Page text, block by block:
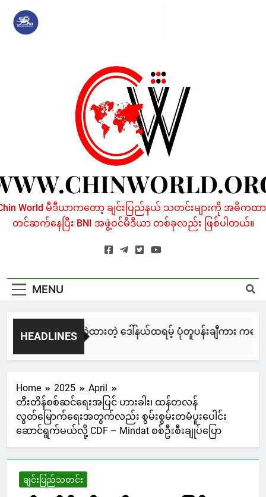
content
World မီဒီယာကတော့ ချင်းပြည်နယ် သတင်းများကို အဓိကထာ
တင်ဆက်နေပြီး BNI အဖွဲ့ဝင်မီဒီယာ တစ်ခုလည်း ဖြစ်ပါတယ်။
MENU
HEADLINES
မြင်းချေးနဲ့ ရေးဆွဲထားတဲ့ ဒေါ်နယ်ထရမ့် ပုံတူပန်းချီကား ကနေဒါ
12 Hours Ago
Home 2025
April
တီးတိန်စစ်ဆင်ရေးအပြင် ဟားခါး၊ ထန်တလန်
လွတ်မြောက်ရေးအတွက်လည်း စွမ်းစွမ်းတမံပူးပေါင်း
ဆောင်ရွက်မယ်လို့ CDF – Mindat စစ်ဦးစီးချုပ်ပြော
ချင်းပြည်သတင်း